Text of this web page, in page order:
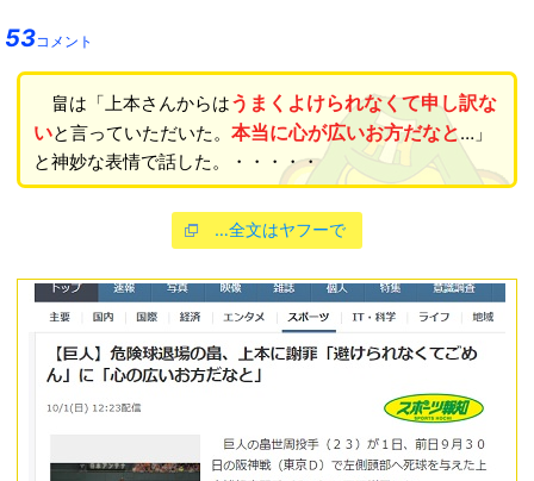
53コメント
畠は「上本さんからはうまくよけられなくて申し訳な
いと言っていただいた。 本当に心が広いお方だなと…」
と神妙な表情で話した。・・・・・
…全文はヤフーで